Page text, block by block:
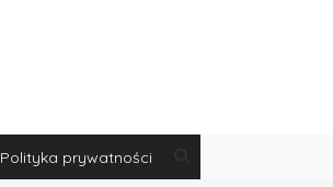
Polityka prywatności